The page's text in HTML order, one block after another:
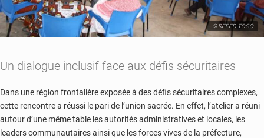
© REFED TOGO
Un dialogue inclusif face aux défis sécuritaires
Dans une région frontalière exposée à des défis sécuritaires complexes,
cette rencontre a réussi le pari de l’union sacrée. En effet, l’atelier a réuni
autour d’une même table les autorités administratives et locales, les
leaders communautaires ainsi que les forces vives de la préfecture,